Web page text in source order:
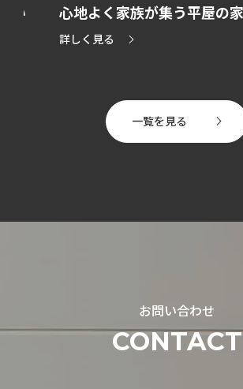
心地よく家族が集う平屋の家
詳しく見る
一覧を見る
お問い合わせ
CONTACT